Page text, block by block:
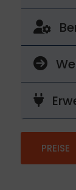
PREISE